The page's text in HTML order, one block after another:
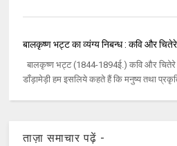
बालकृष्ण भट्ट का व्यंग्य निबन्ध : कवि और
बालकृष्ण भट्ट (1844-1894ई.) कवि और चितेरे
डाँड़ामेड़ी हम इसलिये कहते हैं कि मनुष्य तथा
ताज़ा समाचार पढ़ें -